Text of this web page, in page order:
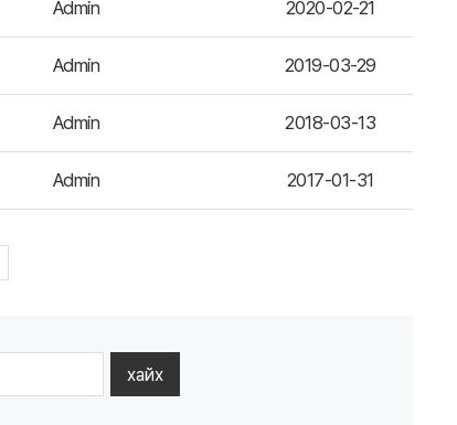
Admin 2020-02-21
Admin 2019-03-29
Admin 2018-03-13
Admin 2017-01-31
хайх